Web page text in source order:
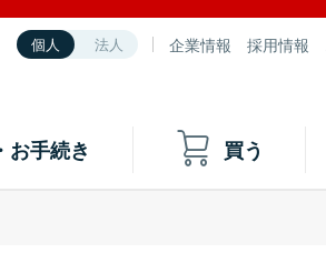
個人 法人 企業情報 採用情報
お手続き 買う